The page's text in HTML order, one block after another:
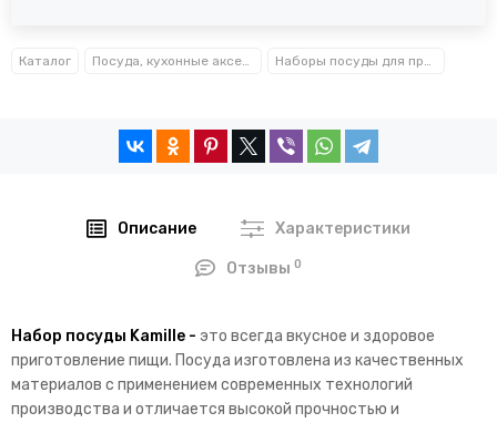
Каталог Посуда, кухонные аксессуары и принадлежности TM Kamille TM Ofenbach Наборы посуды для приготовления Kamille™, Ofenbach™
Описание Характеристики
Отзывы0
Набор посуды Kamille - это всегда вкусное и здоровое
приготовление пищи. Посуда изготовлена из качественных
материалов с применением современных технологий
производства и отличается высокой прочностью и